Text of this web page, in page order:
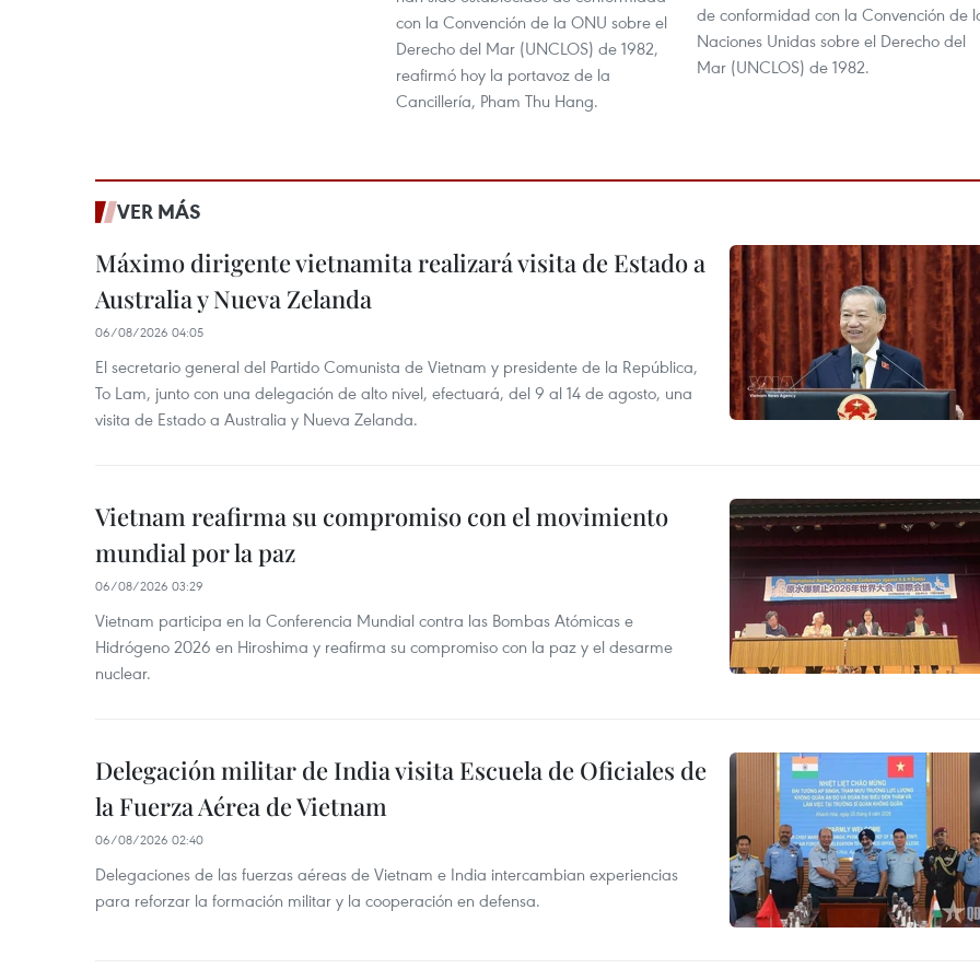
con la Convención de la ONU sobre el
Derecho del Mar (UNCLOS) de 1982,
reafirmó hoy la portavoz de la
Cancillería, Pham Thu Hang.
de conformidad con la Convención de
Naciones Unidas sobre el Derecho del
Mar (UNCLOS) de 1982.
VER MÁS
Máximo dirigente vietnamita realizará visita de Estado a
Australia y Nueva Zelanda
06/08/2026 04:05
El secretario general del Partido Comunista de Vietnam y presidente de la República,
To Lam, junto con una delegación de alto nivel, efectuará, del 9 al 14 de agosto, una
visita de Estado a Australia y Nueva Zelanda.
Vietnam reafirma su compromiso con el movimiento
mundial por la paz
06/08/2026 03:29
Vietnam participa en la Conferencia Mundial contra las Bombas Atómicas e
Hidrógeno 2026 en Hiroshima y reafirma su compromiso con la paz y el desarme
nuclear.
Delegación militar de India visita Escuela de Oficiales de
la Fuerza Aérea de Vietnam
06/08/2026 02:40
Delegaciones de las fuerzas aéreas de Vietnam e India intercambian experiencias
para reforzar la formación militar y la cooperación en defensa.